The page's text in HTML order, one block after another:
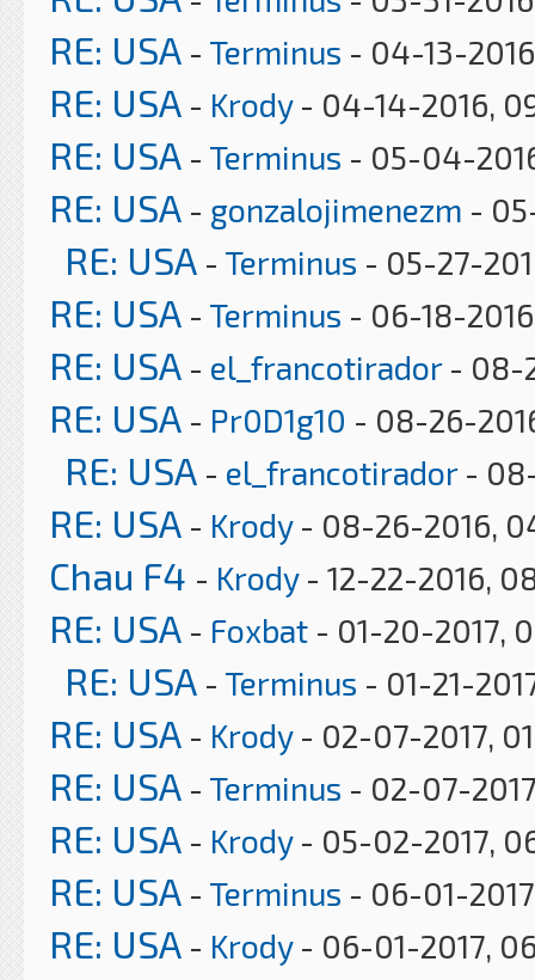
RE: USA - Terminus - 04-13-
RE: USA - Krody- 04-14-2016,
RE: USA - Terminus - 05-04-
RE: USA - gonzalojimenezm -
RE: USA - Terminus - 05-27-
RE: USA - Terminus - 06-18-2016,
RE: USA - el_francotirador- 08-
RE: USA - Pr0D1g10 - 08-26-
RE: USA - el_francotirador- 08-
RE: USA - Krody- 08-26-2016,
Chau F4 - Krody- 12-22-2016,
RE: USA - Foxbat - 01-20-2017,
RE: USA - Terminus - 01-21-
RE: USA - Krody- 02-07-2017,
RE: USA - Terminus - 02-07-
RE: USA - Krody- 05-02-2017,
RE: USA - Terminus - 06-01-
RE: USA - Krody- 06-01-2017,